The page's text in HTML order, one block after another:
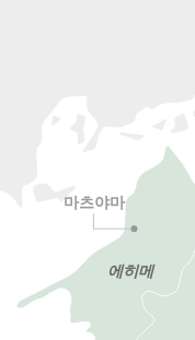
에히메
마츠야마